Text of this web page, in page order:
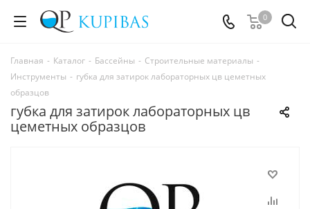
0
Главная - Каталог - Бассейны - Строительные материалы -
Инструменты - губка для затирок лабораторных цв цеметных
образцов
губка для затирок лабораторных цв
цеметных образцов